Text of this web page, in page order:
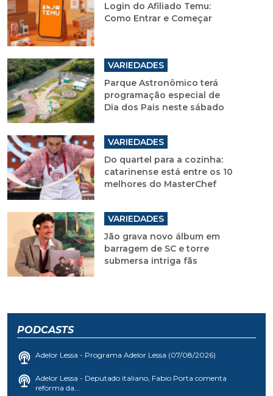
Login do Afiliado Temu:
Como Entrar e Começar
VARIEDADES
Parque Astronômico terá
programação especial de
Dia dos Pais neste sábado
VARIEDADES
Do quartel para a cozinha:
catarinense está entre os 10
melhores do MasterChef
VARIEDADES
Jão grava novo álbum em
barragem de SC e torre
submersa intriga fãs
PODCASTS
Adelor Lessa - Programa Adelor Lessa (07/08/2026)
Adelor Lessa - Deputado italiano, Fabio Porta comenta
reforma da...